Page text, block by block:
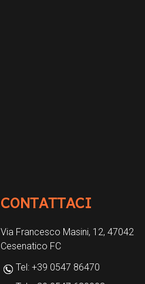
CONTATTACI
Via Francesco Masini, 12, 47042
Cesenatico FC
Tel: +39 0547 86470